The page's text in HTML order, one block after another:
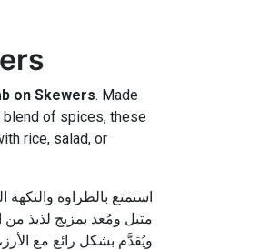
on Skewers. Made
blend of spices, these
rice, salad, or
استمتع بالطراوة والنكهة
متبل ومُعد بمزيج لذيذ من
ويُقدَّم بشكل رائع مع